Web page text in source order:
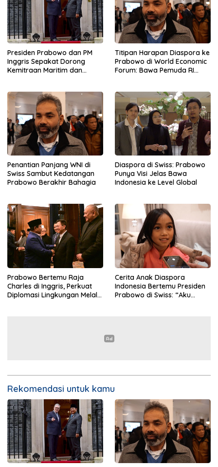
Presiden Prabowo dan PM
Inggris Sepakat Dorong
Kemitraan Maritim dan
Titipan Harapan Diaspora ke
Prabowo di World Economic
Forum: Bawa Pemuda RI
Penantian Panjang WNI di
Swiss Sambut Kedatangan
Prabowo Berakhir Bahagia
Diaspora di Swiss: Prabowo
Punya Visi Jelas Bawa
Indonesia ke Level Global
Prabowo Bertemu Raja
Charles di Inggris, Perkuat
Diplomasi Lingkungan Melalui
Cerita Anak Diaspora
Indonesia Bertemu Presiden
Prabowo di Swiss: “Aku
Rekomendasi untuk kamu